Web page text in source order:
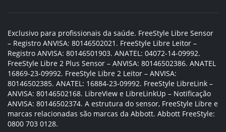
Exclusivo para profissionais da saúde. FreeStyle Libre Sensor
– Registro ANVISA: 80146502021. FreeStyle Libre Leitor –
Registro ANVISA: 80146501903. ANATEL: 04072-14-09992.
FreeStyle Libre 2 Plus Sensor – ANVISA: 80146502386. ANATEL
16869-23-09992. FreeStyle Libre 2 Leitor – ANVISA:
80146502385. ANATEL: 16884-23-09992. FreeStyle LibreLink –
ANVISA: 80146502168. LibreView e LibreLinkUp – Notificação
ANVISA: 80146502374. A estrutura do sensor, FreeStyle Libre e
marcas relacionadas são marcas da Abbott. Abbott FreeStyle:
0800 703 0128.